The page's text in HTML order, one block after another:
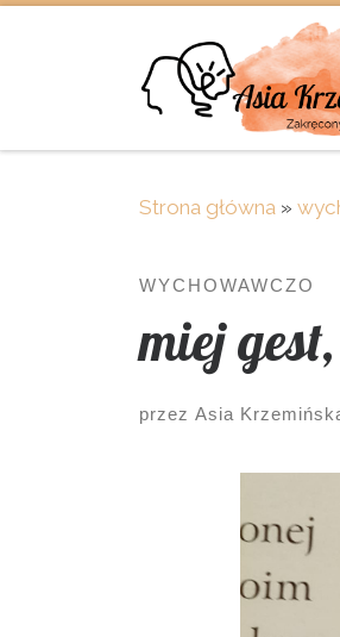
Strona główna »
WYCHOWAWCZO
miej
przez Asia